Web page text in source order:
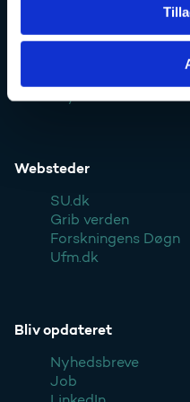
Kontakt
Websteder
SU.dk
Grib verden
Forskningens Døgn
Ufm.dk
Bliv opdateret
Nyhedsbreve
Job